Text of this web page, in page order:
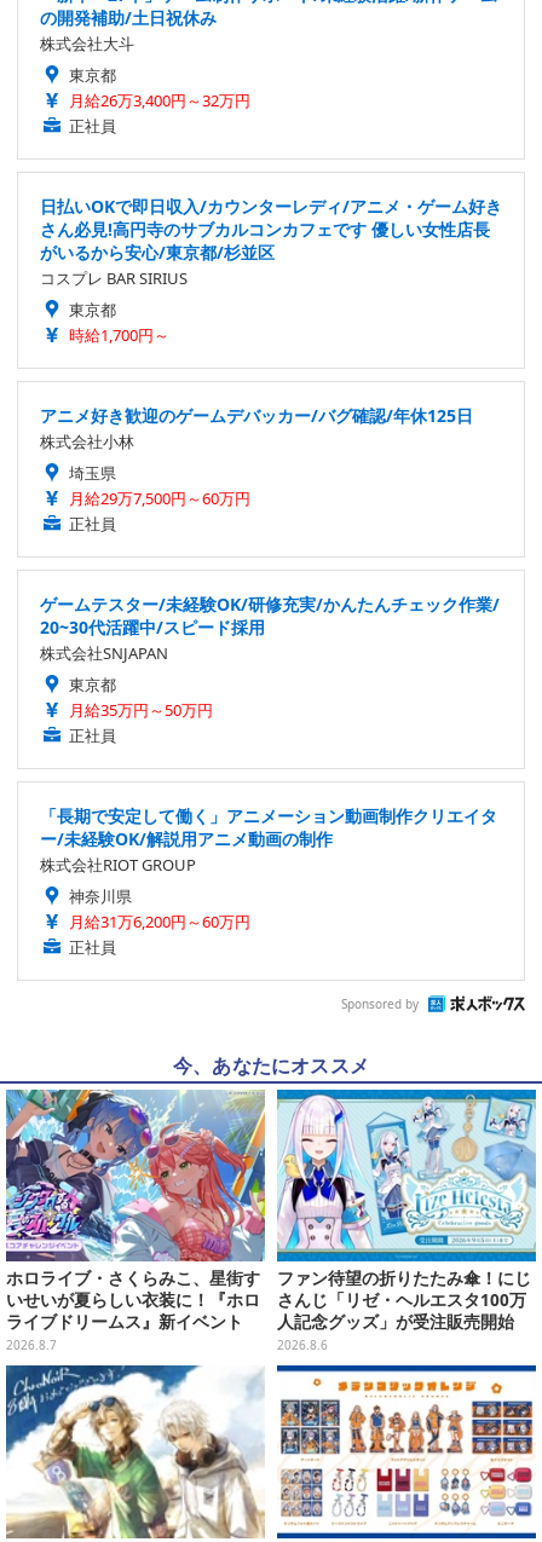
の開発補助/土日祝休み
株式会社大斗
東京都
月給26万3,400円～32万円
正社員
日払いOKで即日収入/カウンターレディ/アニメ・ゲーム好き
さん必見!高円寺のサブカルコンカフェです 優しい女性店長
がいるから安心/東京都/杉並区
コスプレ BAR SIRIUS
東京都
時給1,700円～
アニメ好き歓迎のゲームデバッカー/バグ確認/年休125日
株式会社小林
埼玉県
月給29万7,500円～60万円
正社員
ゲームテスター/未経験OK/研修充実/かんたんチェック作業/
20~30代活躍中/スピード採用
株式会社SNJAPAN
東京都
月給35万円～50万円
正社員
「長期で安定して働く」アニメーション動画制作クリエイタ
ー/未経験OK/解説用アニメ動画の制作
株式会社RIOT GROUP
神奈川県
月給31万6,200円～60万円
正社員
Sponsored by
今、あなたにオススメ
ホロライブ・さくらみこ、星街す
いせいが夏らしい衣装に！『ホロ
ライブドリームス』新イベント
「シンクロする夏のスパークル」
開幕
2026.8.7
ファン待望の折りたたみ傘！にじ
さんじ「リゼ・ヘルエスタ100万
人記念グッズ」が受注販売開始
2026.8.6